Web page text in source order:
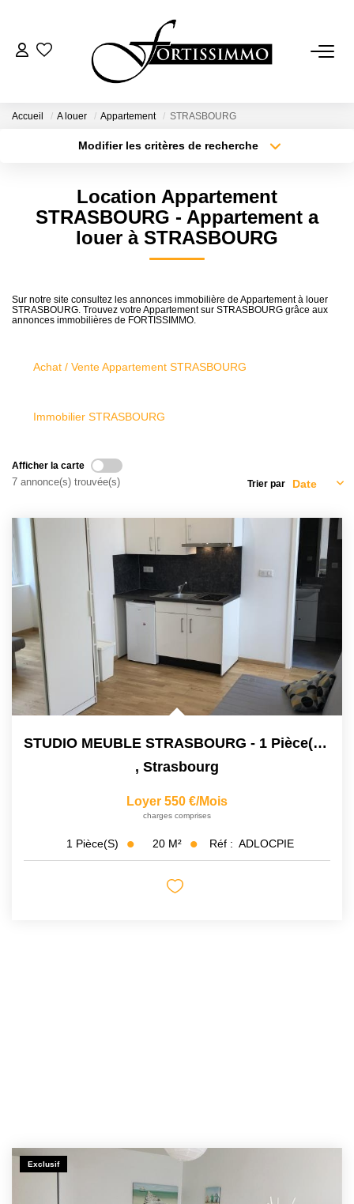
Tous Nos Biens
Ancien
LOCATIONS
ESTIMATION
L'AGENCE
EXTRANET GESTION
Accueil A louer Appartement STRASBOURG
Modifier les critères de recherche
Sélectionnez...
Surface min
Location Appartement
STRASBOURG - Appartement a
louer à STRASBOURG
Sur notre site consultez les annonces immobilière de Appartement à louer
STRASBOURG. Trouvez votre Appartement sur STRASBOURG grâce aux
annonces immobilières de FORTISSIMMO.
Achat / Vente Appartement STRASBOURG
Immobilier STRASBOURG
Afficher la carte
7 annonce(s) trouvée(s) Trier par
STUDIO MEUBLE STRASBOURG - 1 Pièce(s) - 20.5m2
, Strasbourg
Loyer 550 €/mois
charges comprises
1 Pièce(s) 20 M² Réf : ADLOCPIE
Exclusif